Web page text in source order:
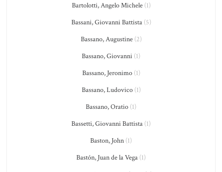
Bartolotti, Angelo Michele(1)
Bassani, Giovanni Battista(5)
Bassano, Augustine(2)
Bassano, Giovanni (1)
Bassano, Jeronimo(1)
Bassano, Ludovico(1)
Bassano, Oratio (1)
Bassetti, Giovanni Battista (1)
Baston, John (1)
Bastón, Juan de la Vega (1)